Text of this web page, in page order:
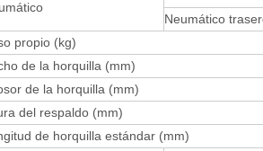
Neumático
propio (kg)
de la horquilla (mm)
de la horquilla (mm)
del respaldo (mm)
de horquilla estándar (mm)